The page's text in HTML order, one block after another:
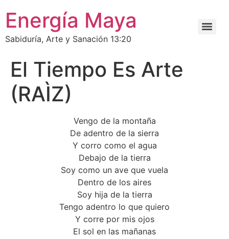
Energía Maya
Sabiduría, Arte y Sanación 13:20
El Tiempo Es Arte
(RAÌZ)
Vengo de la montaña
De adentro de la sierra
Y corro como el agua
Debajo de la tierra
Soy como un ave que vuela
Dentro de los aires
Soy hija de la tierra
Tengo adentro lo que quiero
Y corre por mis ojos
El sol en las mañanas